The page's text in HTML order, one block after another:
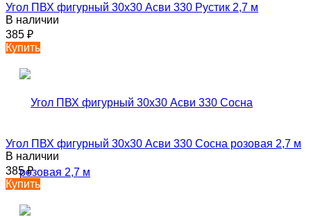
Угол ПВХ фигурный 30х30 Асви 330 Рустик 2,7 м
В наличии
385 ₽
Купить
Угол ПВХ фигурный 30х30 Асви 330 Сосна розовая 2,7 м
В наличии
385₽
Купить